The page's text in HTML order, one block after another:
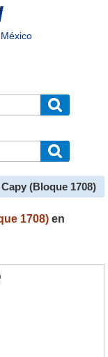
(Bloque 1708)
1708) en